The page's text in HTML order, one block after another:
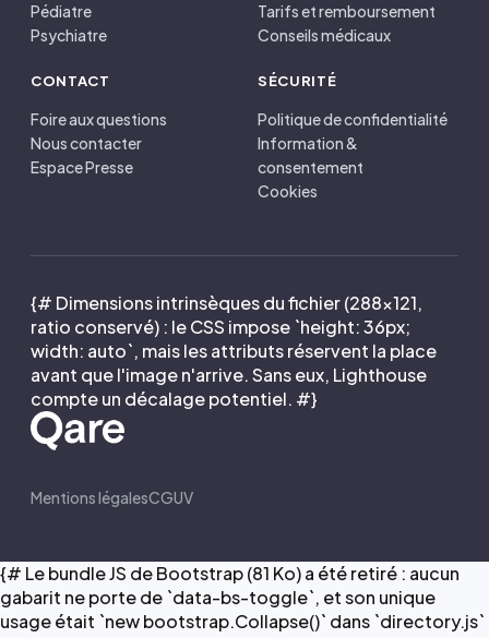
Pédiatre
Psychiatre
Tarifs et remboursement
Conseils médicaux
CONTACT
Foire aux questions
Nous contacter
Espace Presse
SÉCURITÉ
Politique de confidentialité
Information &
consentement
Cookies
{# Dimensions intrinsèques du fichier (288×121,
ratio conservé) : le CSS impose `height: 36px;
width: auto`, mais les attributs réservent la place
avant que l'image n'arrive. Sans eux, Lighthouse
compte un décalage potentiel. #}
Mentions légalesCGUV
{# Le bundle JS de Bootstrap (81 Ko) a été retiré : aucun
gabarit ne porte de `data-bs-toggle`, et son unique
usage était `new bootstrap.Collapse()` dans `directory.js`